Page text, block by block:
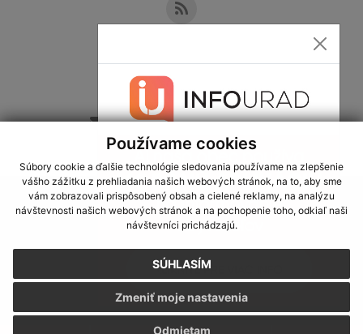
Používame cookies
Súbory cookie a ďalšie technológie sledovania používame na zlepšenie
vášho zážitku z prehliadania našich webových stránok, na to, aby sme
vám zobrazovali prispôsobený obsah a cielené reklamy, na analýzu
návštevnosti našich webových stránok a na pochopenie toho, odkiaľ naši
návštevníci prichádzajú.
SÚHLASÍM
Odmietam
Zmeniť moje nastavenia
+421 36 749 13 33
sekretariat@obecslatina.sk
využite možnosť získavania aktuálnych informácií s využitím RSS
CMS systém (redakčný) systém ECHELON 2,Mapa stránok,web portál
webex.digital, s.r.o.,domény,registrácia domény
Posledná aktualizácia:24.07.2026
Vytlačiť stránku|Vyhlásenie o prístupnosti